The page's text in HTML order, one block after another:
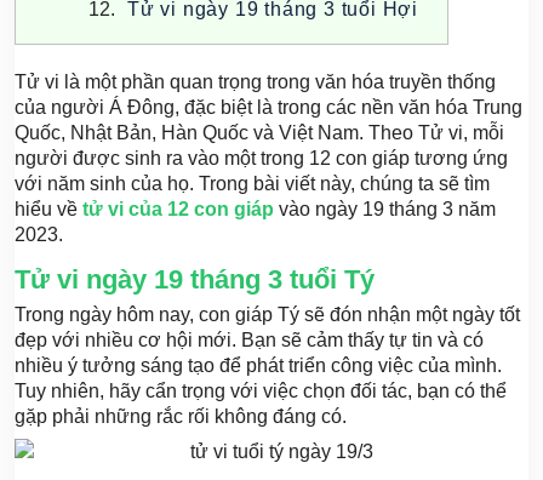
Tử vi ngày 19 tháng 3 tuổi Hợi
Tử vi là một phần quan trọng trong văn hóa truyền thống
của người Á Đông, đặc biệt là trong các nền văn hóa Trung
Quốc, Nhật Bản, Hàn Quốc và Việt Nam. Theo Tử vi, mỗi
người được sinh ra vào một trong 12 con giáp tương ứng
với năm sinh của họ. Trong bài viết này, chúng ta sẽ tìm
hiểu về tử vi của 12 con giáp vào ngày 19 tháng 3 năm
2023.
Tử vi ngày 19 tháng 3 tuổi Tý
Trong ngày hôm nay, con giáp Tý sẽ đón nhận một ngày tốt
đẹp với nhiều cơ hội mới. Bạn sẽ cảm thấy tự tin và có
nhiều ý tưởng sáng tạo để phát triển công việc của mình.
Tuy nhiên, hãy cẩn trọng với việc chọn đối tác, bạn có thể
gặp phải những rắc rối không đáng có.